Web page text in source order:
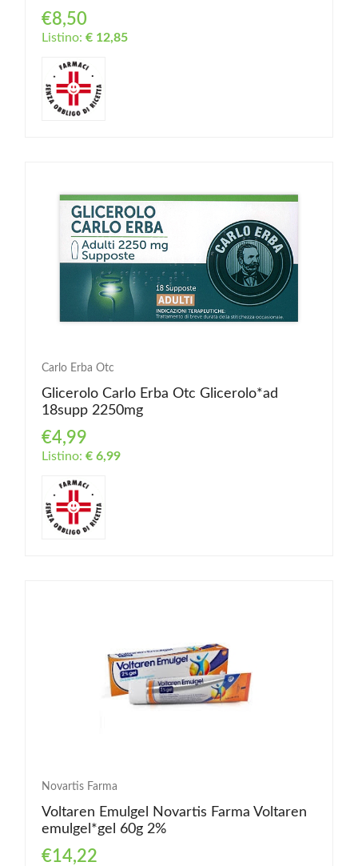
€8,50
Listino: € 12,85
Carlo Erba Otc
Glicerolo Carlo Erba Otc Glicerolo*ad
18supp 2250mg
€4,99
Listino: € 6,99
Novartis Farma
Voltaren Emulgel Novartis Farma Voltaren
emulgel*gel 60g 2%
€14,22